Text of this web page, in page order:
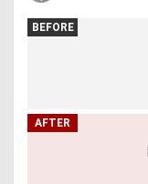
BEFORE
AFTER